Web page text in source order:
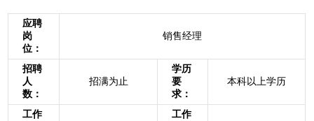
应聘
岗
位：
销售经理
招聘
人
数：
招满为止
学历
要
求：
本科以上学历
工作
工作